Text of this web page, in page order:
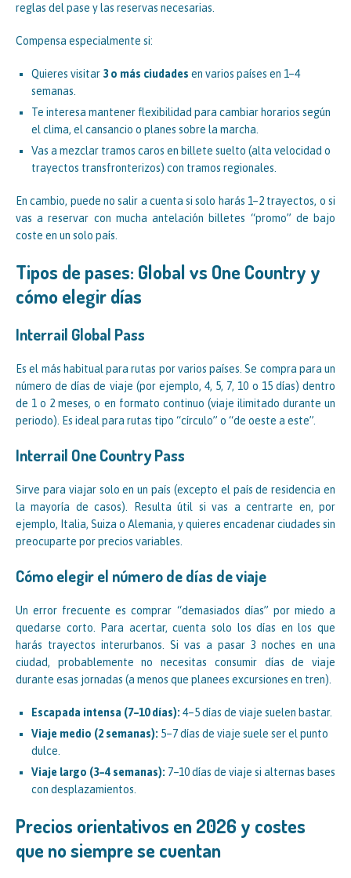
reglas del pase y las reservas necesarias.
Compensa especialmente si:
Quieres visitar 3 o más ciudades en varios países en 1–4
semanas.
Te interesa mantener flexibilidad para cambiar horarios según
el clima, el cansancio o planes sobre la marcha.
Vas a mezclar tramos caros en billete suelto (alta velocidad o
trayectos transfronterizos) con tramos regionales.
En cambio, puede no salir a cuenta si solo harás 1–2 trayectos, o si
vas a reservar con mucha antelación billetes “promo” de bajo
coste en un solo país.
Tipos de pases: Global vs One Country y
cómo elegir días
Interrail Global Pass
Es el más habitual para rutas por varios países. Se compra para un
número de días de viaje (por ejemplo, 4, 5, 7, 10 o 15 días) dentro
de 1 o 2 meses, o en formato continuo (viaje ilimitado durante un
periodo). Es ideal para rutas tipo “círculo” o “de oeste a este”.
Interrail One Country Pass
Sirve para viajar solo en un país (excepto el país de residencia en
la mayoría de casos). Resulta útil si vas a centrarte en, por
ejemplo, Italia, Suiza o Alemania, y quieres encadenar ciudades sin
preocuparte por precios variables.
Cómo elegir el número de días de viaje
Un error frecuente es comprar “demasiados días” por miedo a
quedarse corto. Para acertar, cuenta solo los días en los que
harás trayectos interurbanos. Si vas a pasar 3 noches en una
ciudad, probablemente no necesitas consumir días de viaje
durante esas jornadas (a menos que planees excursiones en tren).
Escapada intensa (7–10 días): 4–5 días de viaje suelen bastar.
Viaje medio (2 semanas): 5–7 días de viaje suele ser el punto
dulce.
Viaje largo (3–4 semanas): 7–10 días de viaje si alternas bases
con desplazamientos.
Precios orientativos en 2026 y costes
que no siempre se cuentan